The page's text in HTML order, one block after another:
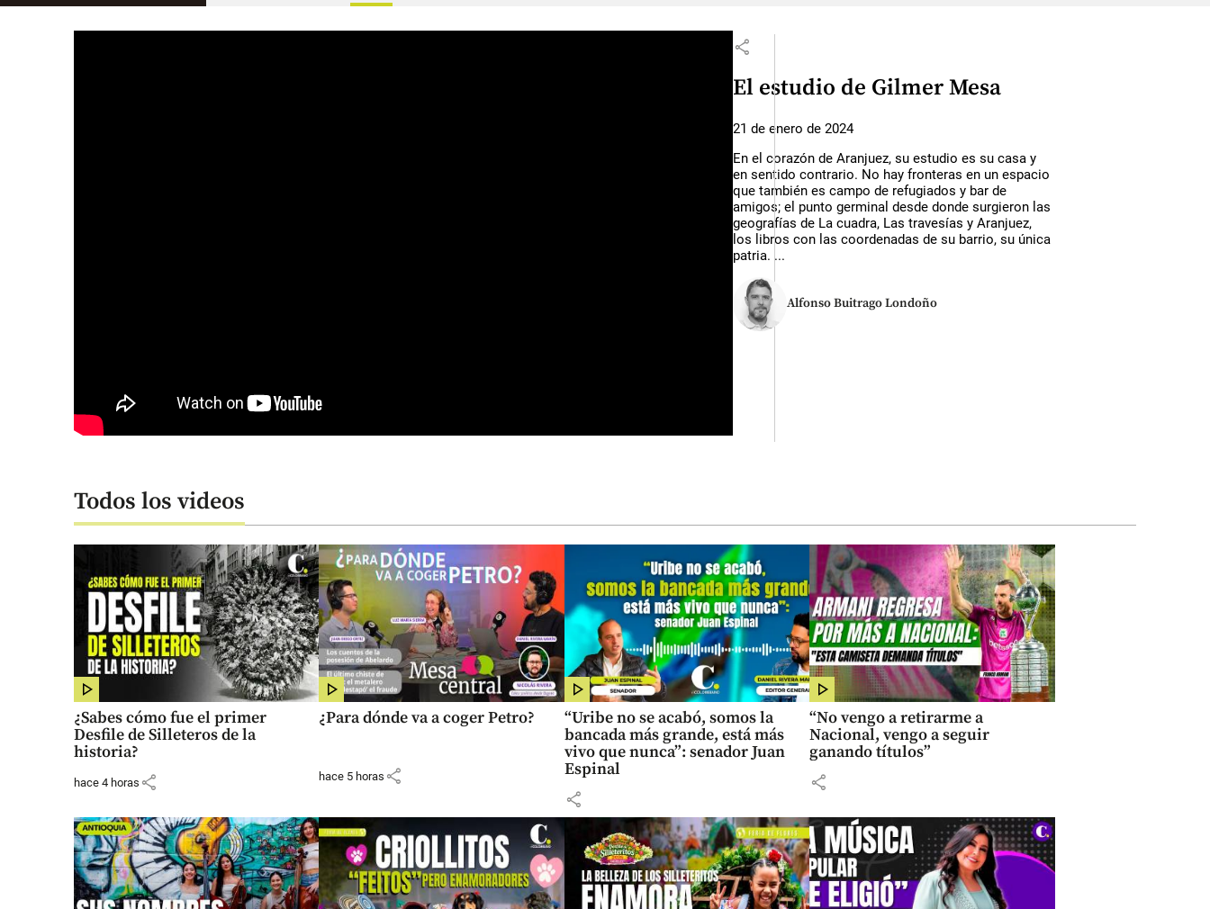
share
El estudio de Gilmer Mesa
21 de enero de 2024
En el corazón de Aranjuez, su estudio es su casa y
en sentido contrario. No hay fronteras en un espacio
que también es campo de refugiados y bar de
amigos; el punto germinal desde donde surgieron las
geografías de La cuadra, Las travesías y Aranjuez,
los libros con las coordenadas de su barrio, su única
patria. ...
Alfonso Buitrago Londoño
Todos los videos
¿Sabes cómo fue el primer
Desfile de Silleteros de la
historia?
hace 4 horas share
¿Para dónde va a coger Petro?
hace 5 horas share
“Uribe no se acabó, somos la
bancada más grande, está más
vivo que nunca”: senador Juan
Espinal
share
“No vengo a retirarme a
Nacional, vengo a seguir
ganando títulos”
share